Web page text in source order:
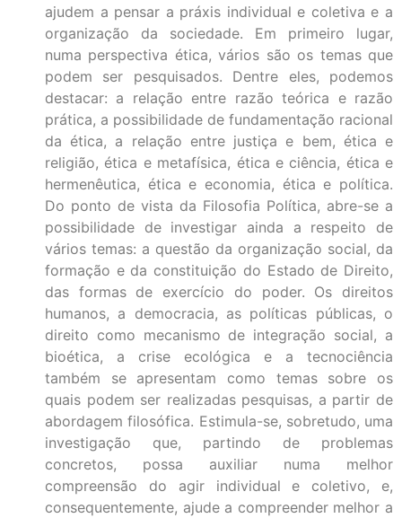
ajudem a pensar a práxis individual e coletiva e a
organização da sociedade. Em primeiro lugar,
numa perspectiva ética, vários são os temas que
podem ser pesquisados. Dentre eles, podemos
destacar: a relação entre razão teórica e razão
prática, a possibilidade de fundamentação racional
da ética, a relação entre justiça e bem, ética e
religião, ética e metafísica, ética e ciência, ética e
hermenêutica, ética e economia, ética e política.
Do ponto de vista da Filosofia Política, abre-se a
possibilidade de investigar ainda a respeito de
vários temas: a questão da organização social, da
formação e da constituição do Estado de Direito,
das formas de exercício do poder. Os direitos
humanos, a democracia, as políticas públicas, o
direito como mecanismo de integração social, a
bioética, a crise ecológica e a tecnociência
também se apresentam como temas sobre os
quais podem ser realizadas pesquisas, a partir de
abordagem filosófica. Estimula-se, sobretudo, uma
investigação que, partindo de problemas
concretos, possa auxiliar numa melhor
compreensão do agir individual e coletivo, e,
consequentemente, ajude a compreender melhor a